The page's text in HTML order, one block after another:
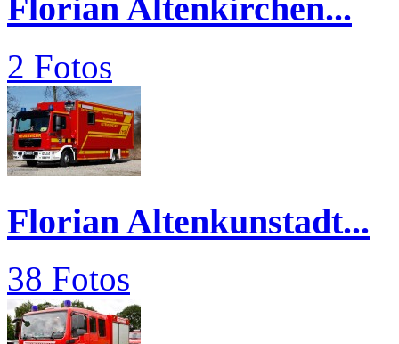
Florian Altenkirchen...
2 Fotos
Florian Altenkunstadt...
38 Fotos